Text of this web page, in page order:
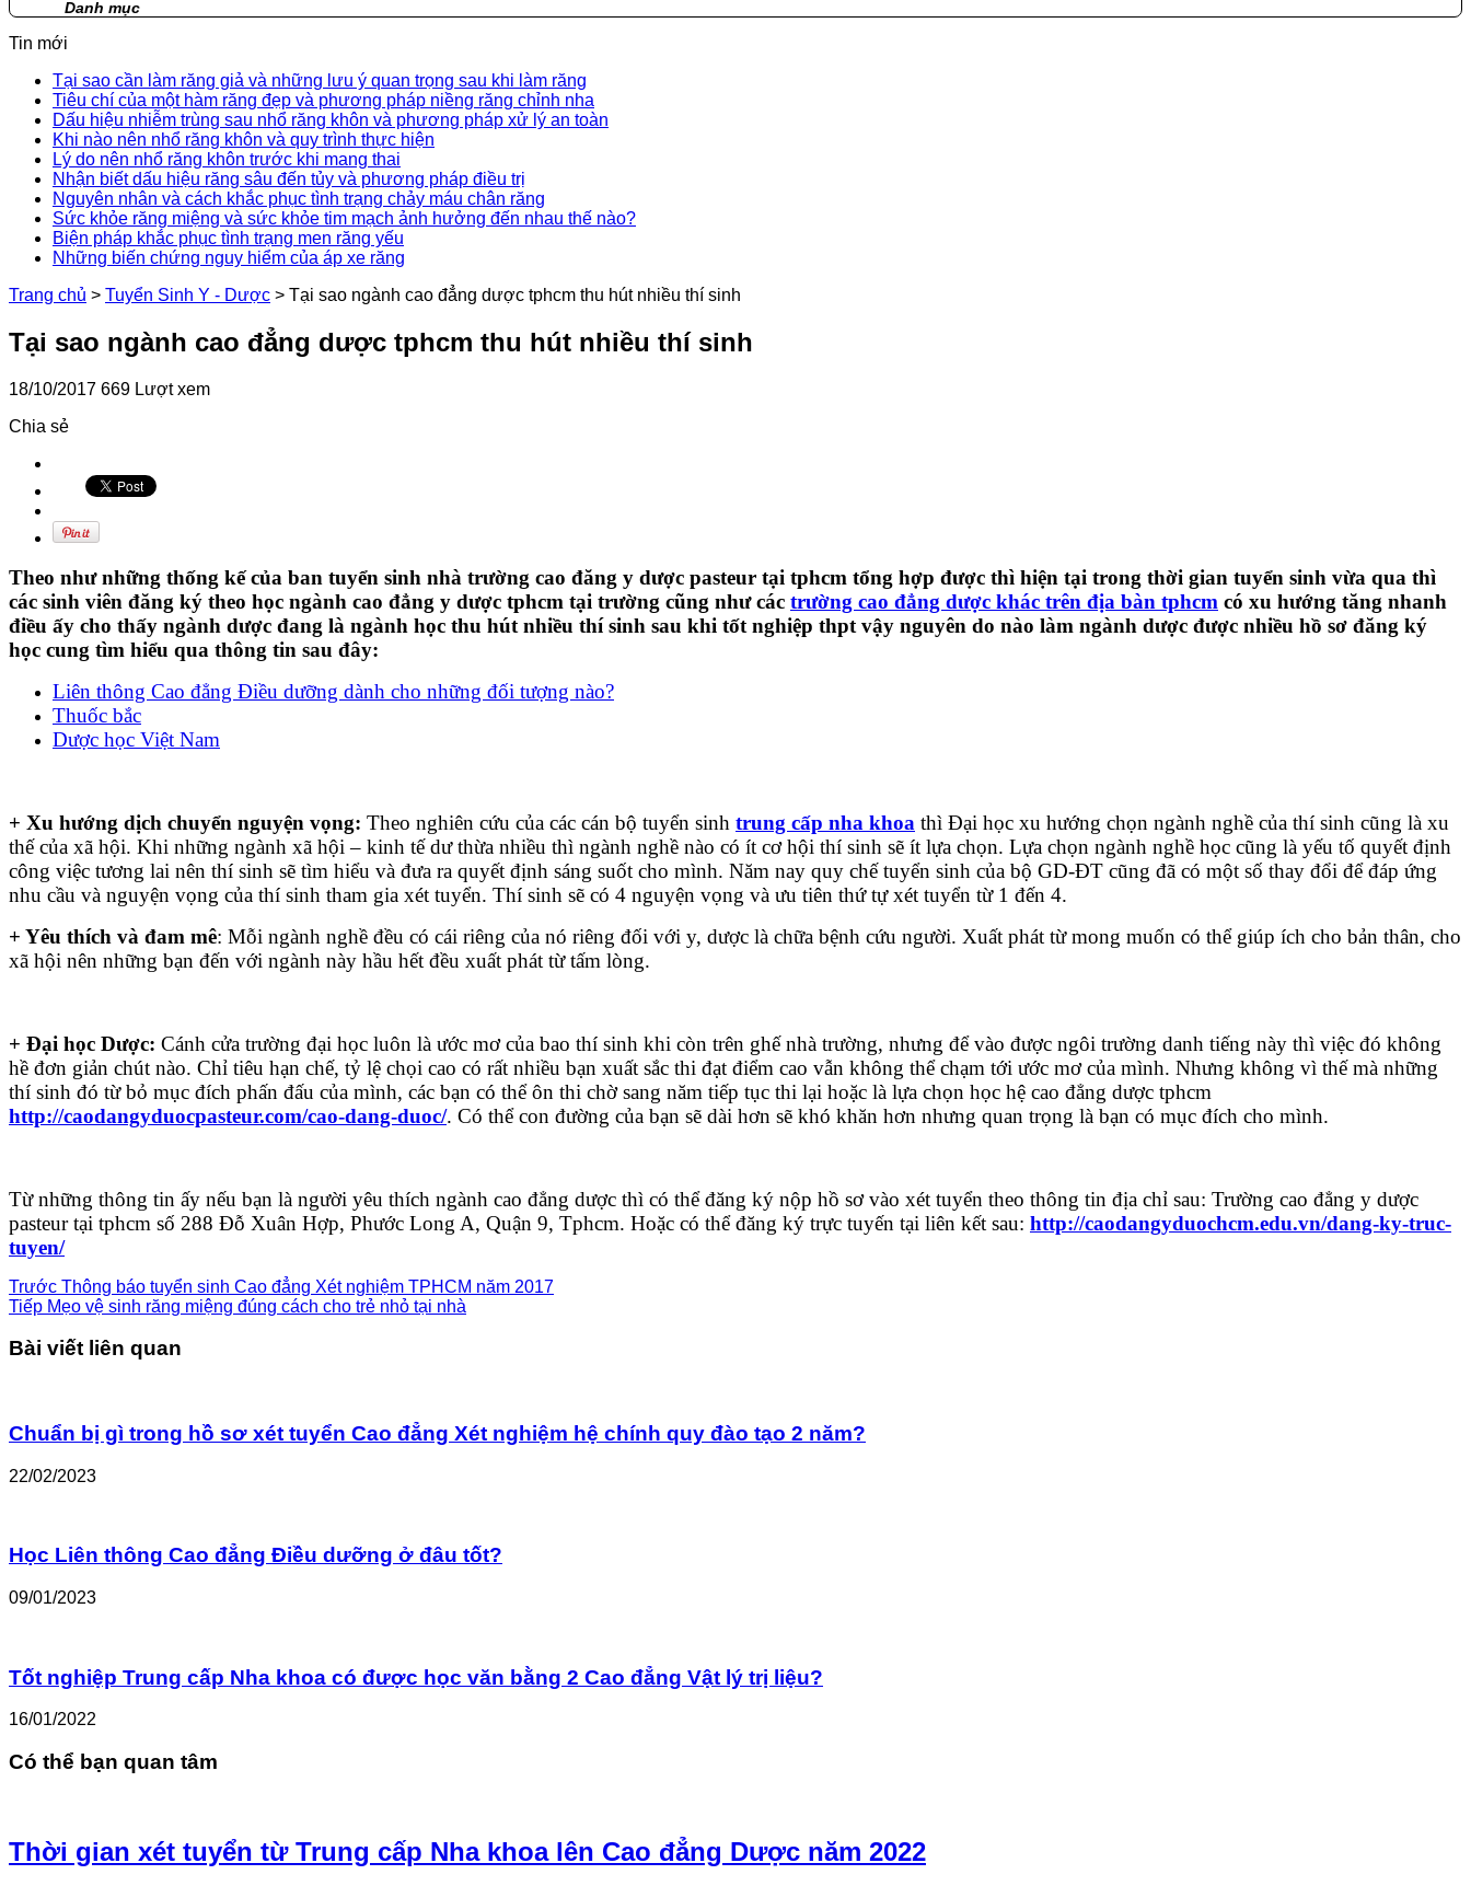
Danh mục
Tin mới
Tại sao cần làm răng giả và những lưu ý quan trọng sau khi làm răng
Tiêu chí của một hàm răng đẹp và phương pháp niềng răng chỉnh nha
Dấu hiệu nhiễm trùng sau nhổ răng khôn và phương pháp xử lý an toàn
Khi nào nên nhổ răng khôn và quy trình thực hiện
Lý do nên nhổ răng khôn trước khi mang thai
Nhận biết dấu hiệu răng sâu đến tủy và phương pháp điều trị
Nguyên nhân và cách khắc phục tình trạng chảy máu chân răng
Sức khỏe răng miệng và sức khỏe tim mạch ảnh hưởng đến nhau thế nào?
Biện pháp khắc phục tình trạng men răng yếu
Những biến chứng nguy hiểm của áp xe răng
Trang chủ > Tuyển Sinh Y - Dược > Tại sao ngành cao đẳng dược tphcm thu hút nhiều thí sinh
Tại sao ngành cao đẳng dược tphcm thu hút nhiều thí sinh
18/10/2017 669 Lượt xem
Chia sẻ
Theo như những thống kế của ban tuyển sinh nhà trường cao đăng y dược pasteur tại tphcm tổng hợp được thì hiện tại trong thời gian tuyển sinh vừa qua thì
các sinh viên đăng ký theo học ngành cao đẳng y dược tphcm tại trường cũng như các trường cao đẳng dược khác trên địa bàn tphcm có xu hướng tăng nhanh
điều ấy cho thấy ngành dược đang là ngành học thu hút nhiều thí sinh sau khi tốt nghiệp thpt vậy nguyên do nào làm ngành dược được nhiều hồ sơ đăng ký
học cung tìm hiểu qua thông tin sau đây:
Liên thông Cao đẳng Điều dưỡng dành cho những đối tượng nào?
Thuốc bắc
Dược học Việt Nam
+ Xu hướng dịch chuyển nguyện vọng: Theo nghiên cứu của các cán bộ tuyển sinh trung cấp nha khoa thì Đại học xu hướng chọn ngành nghề của thí sinh cũng là xu
thế của xã hội. Khi những ngành xã hội – kinh tế dư thừa nhiều thì ngành nghề nào có ít cơ hội thí sinh sẽ ít lựa chọn. Lựa chọn ngành nghề học cũng là yếu tố quyết định
công việc tương lai nên thí sinh sẽ tìm hiểu và đưa ra quyết định sáng suốt cho mình. Năm nay quy chế tuyển sinh của bộ GD-ĐT cũng đã có một số thay đổi để đáp ứng
nhu cầu và nguyện vọng của thí sinh tham gia xét tuyển. Thí sinh sẽ có 4 nguyện vọng và ưu tiên thứ tự xét tuyển từ 1 đến 4.
+ Yêu thích và đam mê: Mỗi ngành nghề đều có cái riêng của nó riêng đối với y, dược là chữa bệnh cứu người. Xuất phát từ mong muốn có thể giúp ích cho bản thân, cho
xã hội nên những bạn đến với ngành này hầu hết đều xuất phát từ tấm lòng.
+ Đại học Dược: Cánh cửa trường đại học luôn là ước mơ của bao thí sinh khi còn trên ghế nhà trường, nhưng để vào được ngôi trường danh tiếng này thì việc đó không
hề đơn giản chút nào. Chỉ tiêu hạn chế, tỷ lệ chọi cao có rất nhiều bạn xuất sắc thi đạt điểm cao vẫn không thể chạm tới ước mơ của mình. Nhưng không vì thế mà những
thí sinh đó từ bỏ mục đích phấn đấu của mình, các bạn có thể ôn thi chờ sang năm tiếp tục thi lại hoặc là lựa chọn học hệ cao đẳng dược tphcm
http://caodangyduocpasteur.com/cao-dang-duoc/. Có thể con đường của bạn sẽ dài hơn sẽ khó khăn hơn nhưng quan trọng là bạn có mục đích cho mình.
Từ những thông tin ấy nếu bạn là người yêu thích ngành cao đẳng dược thì có thể đăng ký nộp hồ sơ vào xét tuyển theo thông tin địa chỉ sau: Trường cao đẳng y dược
pasteur tại tphcm số 288 Đỗ Xuân Hợp, Phước Long A, Quận 9, Tphcm. Hoặc có thể đăng ký trực tuyến tại liên kết sau: http://caodangyduochcm.edu.vn/dang-ky-truc-
tuyen/
Trước Thông báo tuyển sinh Cao đẳng Xét nghiệm TPHCM năm 2017
Tiếp Mẹo vệ sinh răng miệng đúng cách cho trẻ nhỏ tại nhà
Bài viết liên quan
Chuẩn bị gì trong hồ sơ xét tuyển Cao đẳng Xét nghiệm hệ chính quy đào tạo 2 năm?
22/02/2023
Học Liên thông Cao đẳng Điều dưỡng ở đâu tốt?
09/01/2023
Tốt nghiệp Trung cấp Nha khoa có được học văn bằng 2 Cao đẳng Vật lý trị liệu?
16/01/2022
Có thể bạn quan tâm
Thời gian xét tuyển từ Trung cấp Nha khoa lên Cao đẳng Dược năm 2022